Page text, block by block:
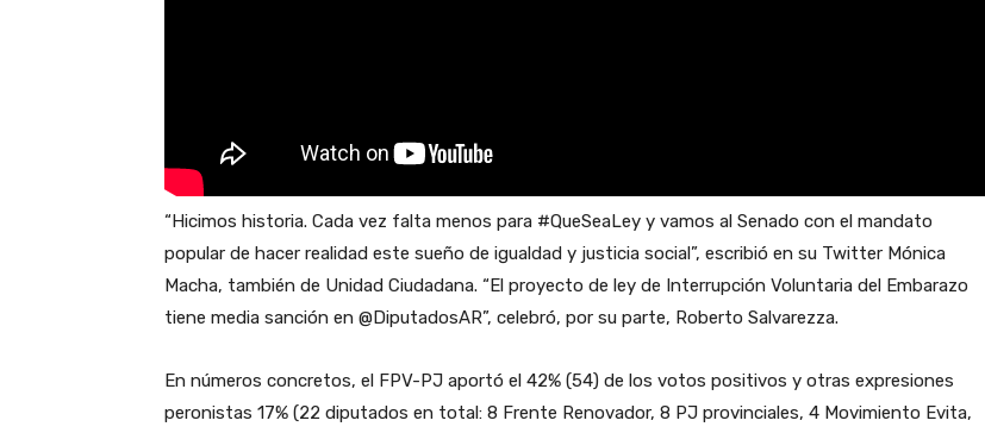
“Hicimos historia. Cada vez falta menos para #QueSeaLey y vamos al Senado con el mandato
popular de hacer realidad este sueño de igualdad y justicia social”, escribió en su Twitter Mónica
Macha, también de Unidad Ciudadana. “El proyecto de ley de Interrupción Voluntaria del Embarazo
tiene media sanción en @DiputadosAR”, celebró, por su parte, Roberto Salvarezza.
En números concretos, el FPV-PJ aportó el 42% (54) de los votos positivos y otras expresiones
peronistas 17% (22 diputados en total: 8 Frente Renovador, 8 PJ provinciales, 4 Movimiento Evita,